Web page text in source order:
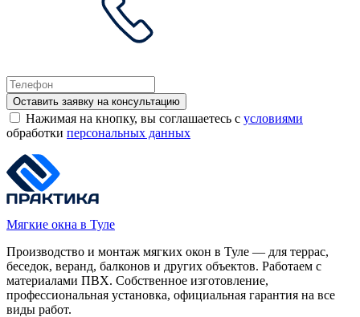
Оставить заявку на консультацию
Нажимая на кнопку, вы соглашаетесь с условиями
обработки персональных данных
Мягкие окна в Туле
Производство и монтаж мягких окон в Туле — для террас,
беседок, веранд, балконов и других объектов. Работаем с
материалами ПВХ. Собственное изготовление,
профессиональная установка, официальная гарантия на все
виды работ.